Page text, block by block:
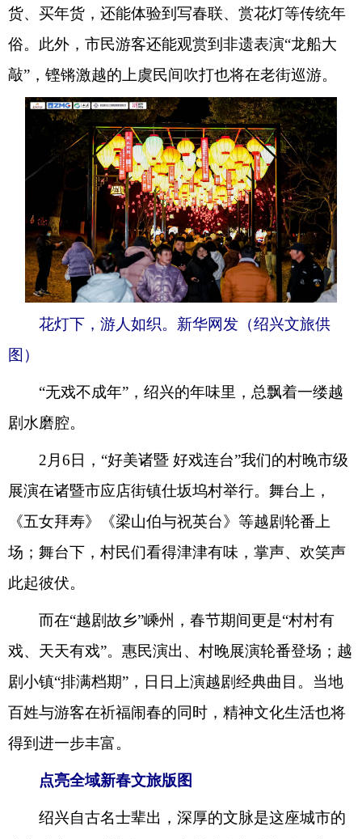
货、买年货，还能体验到写春联、赏花灯等传统年
俗。此外，市民游客还能观赏到非遗表演“龙船大
敲”，铿锵激越的上虞民间吹打也将在老街巡游。
花灯下，游人如织。新华网发（绍兴文旅供
图）
“无戏不成年”，绍兴的年味里，总飘着一缕越
剧水磨腔。
2月6日，“好美诸暨 好戏连台”我们的村晚市级
展演在诸暨市应店街镇仕坂坞村举行。舞台上，
《五女拜寿》《梁山伯与祝英台》等越剧轮番上
场；舞台下，村民们看得津津有味，掌声、欢笑声
此起彼伏。
而在“越剧故乡”嵊州，春节期间更是“村村有
戏、天天有戏”。惠民演出、村晚展演轮番登场；越
剧小镇“排满档期”，日日上演越剧经典曲目。当地
百姓与游客在祈福闹春的同时，精神文化生活也将
得到进一步丰富。
点亮全域新春文旅版图
绍兴自古名士辈出，深厚的文脉是这座城市的